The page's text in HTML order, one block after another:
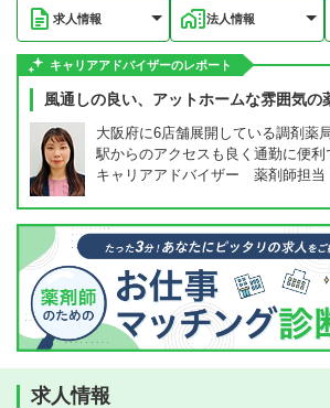
求人情報 法人情報
キャリアアドバイザーのレポート
風通しの良い、アットホームな雰囲気の
大阪府に6店舗展開している調剤薬局
駅からのアクセスも良く通勤に便利
キャリアアドバイザー 薬剤師担当
求人情報